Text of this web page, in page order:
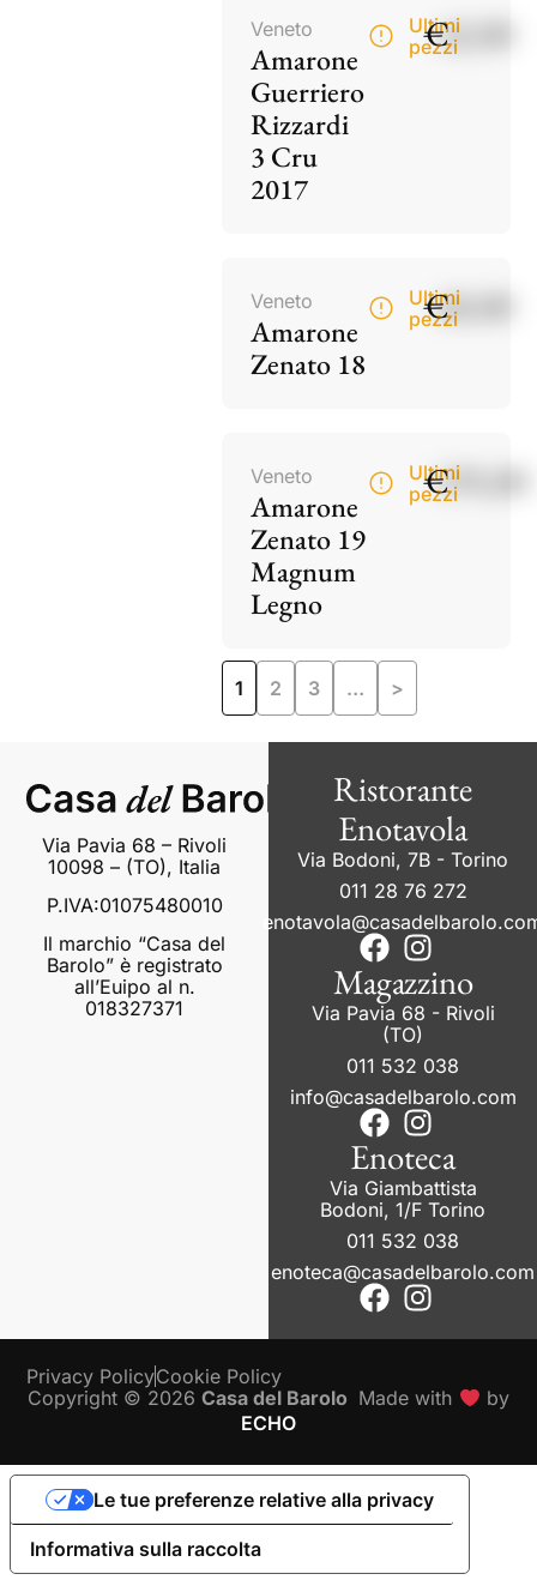
Veneto
Amarone
Guerriero
Rizzardi
3 Cru
2017
Ultimi
pezzi
€42,00
Veneto
Amarone
Zenato 18
Ultimi
pezzi
€60,00
Veneto
Amarone
Zenato 19
Magnum
Legno
Ultimi
pezzi
€195,00
1 2 3 … >
Via Pavia 68 – Rivoli
10098 – (TO), Italia
P.IVA:01075480010
Il marchio “Casa del
Barolo” è registrato
all’Euipo al n.
018327371
Ristorante
Enotavola
Via Bodoni, 7B - Torino
011 28 76 272
Magazzino
Via Pavia 68 - Rivoli
(TO)
011 532 038
info@casadelbarolo.com
Enoteca
Via Giambattista
Bodoni, 1/F Torino
011 532 038
enoteca@casadelbarolo.com
Copyright © 2026Casa del Barolo Made with
by
ECHO
Privacy PolicyCookie Policy
Informativa sulla raccolta
Le tue preferenze relative alla privacy